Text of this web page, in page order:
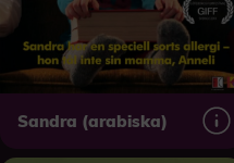
Sandra (arabiska)